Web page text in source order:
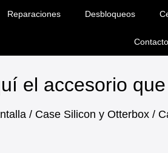
Reparaciones Desbloqueos
Contacto
el accesorio
/ Case Silicon y Otterbox /